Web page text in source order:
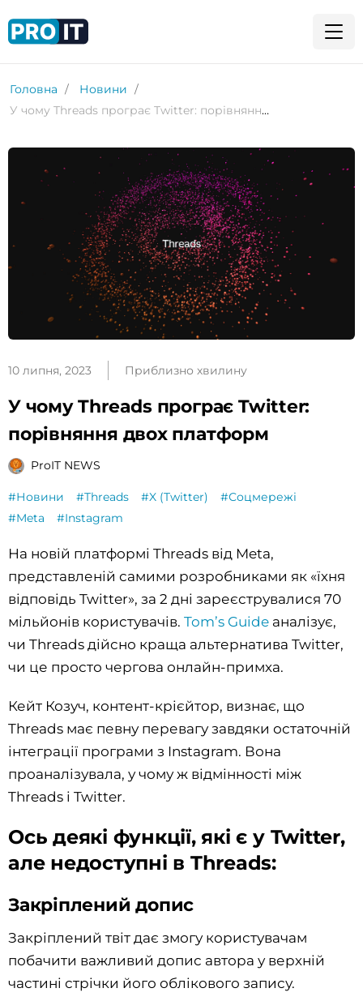
Головна
Новини
У чому Threads програє Twitter: порівняння двох платформ
10 липня, 2023 Приблизно хвилину
У чому Threads програє Twitter:
порівняння двох платформ
ProIT NEWS
#Новини #Threads #X (Twitter)
#Соцмережі
#Meta
#Instagram
На новій платформі Threads від Meta,
представленій самими розробниками як «їхня
відповідь Twitter», за 2 дні зареєструвалися 70
мільйонів користувачів. Tom’s Guide аналізує,
чи Threads дійсно краща альтернатива Twitter,
чи це просто чергова онлайн-примха.
Кейт Козуч, контент-крієйтор, визнає, що
Threads має певну перевагу завдяки остаточній
інтеграції програми з Instagram. Вона
проаналізувала, у чому ж відмінності між
Threads і Twitter.
Ось деякі функції, які є у Twitter,
але недоступні в Threads:
Закріплений допис
Закріплений твіт дає змогу користувачам
побачити важливий допис автора у верхній
частині стрічки його облікового запису.